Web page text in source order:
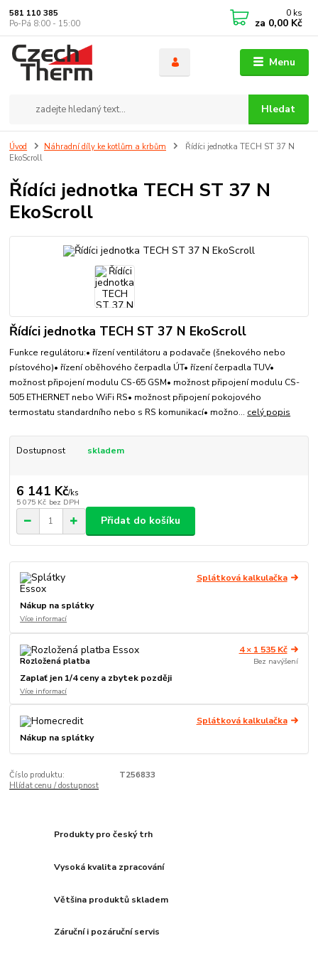
Menu
Hledat
581 110 385
Po-Pá 8:00 - 15:00
0 ks
za 0,00 Kč
Úvod Náhradní díly ke kotlům a krbům
Řídíci jednotka TECH ST 37 N
EkoScroll
Řídíci jednotka TECH ST 37 N
EkoScroll
Řídíci jednotka TECH ST 37 N EkoScroll
Funkce regulátoru:• řízení ventilátoru a podavače (šnekového nebo
pístového)• řízení oběhového čerpadla ÚT• řízení čerpadla TUV•
možnost připojení modulu CS-65 GSM• možnost připojení modulu CS-
505 ETHERNET nebo WiFi RS• možnost připojení pokojového
termostatu standardního nebo s RS komunikací• možno... celý popis
Dostupnost skladem
6 141 Kč/ks
5 075 Kč bez DPH
Přidat do košíku
Splátková kalkulačka
Nákup na splátky
Více informací
Rozložená platba
4 × 1 535 Kč
Bez navýšení
Zaplať jen 1/4 ceny a zbytek později
Více informací
Splátková kalkulačka
Nákup na splátky
Číslo produktu:
T256833
Hlídat cenu / dostupnost
Produkty pro český trh
Vysoká kvalita zpracování
Většina produktů skladem
Záruční i pozáruční servis